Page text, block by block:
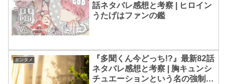
話ネタバレ感想と考察 | ヒロイン
うたげはファンの鑑
エンタメ
『多聞くん今どっち!?』最新82話
ネタバレ感想と考察 | 胸キュンシ
チュエーションという名の強制恋